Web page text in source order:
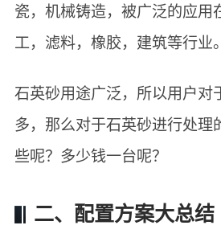
瓷，机械铸造，被广泛的应用
工，滤料，橡胶，建筑等行业。
石英砂用途广泛，所以用户对
多，那么对于石英砂进行处理
些呢？多少钱一台呢？
二、配置方案大总结